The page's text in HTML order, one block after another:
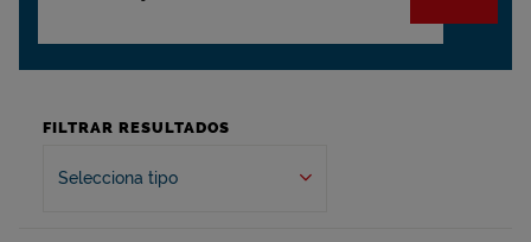
FILTRAR RESULTADOS
Selecciona tipo